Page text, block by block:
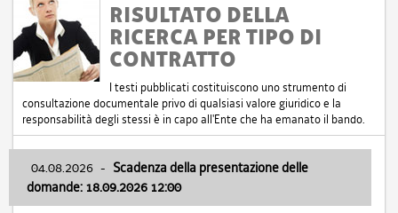
RISULTATO DELLA
RICERCA PER TIPO DI
CONTRATTO
I testi pubblicati costituiscono uno strumento di
consultazione documentale privo di qualsiasi valore giuridico e la
responsabilità degli stessi è in capo all'Ente che ha emanato il bando.
04.08.2026 - Scadenza della presentazione delle
domande: 18.09.2026 12:00